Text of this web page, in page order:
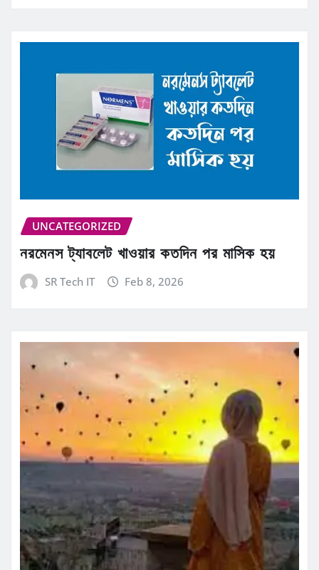
UNCATEGORIZED
নরমেনস ট্যাবলেট খাওয়ার কতদিন পর মাসিক হয়
SR Tech IT Feb 8, 2026